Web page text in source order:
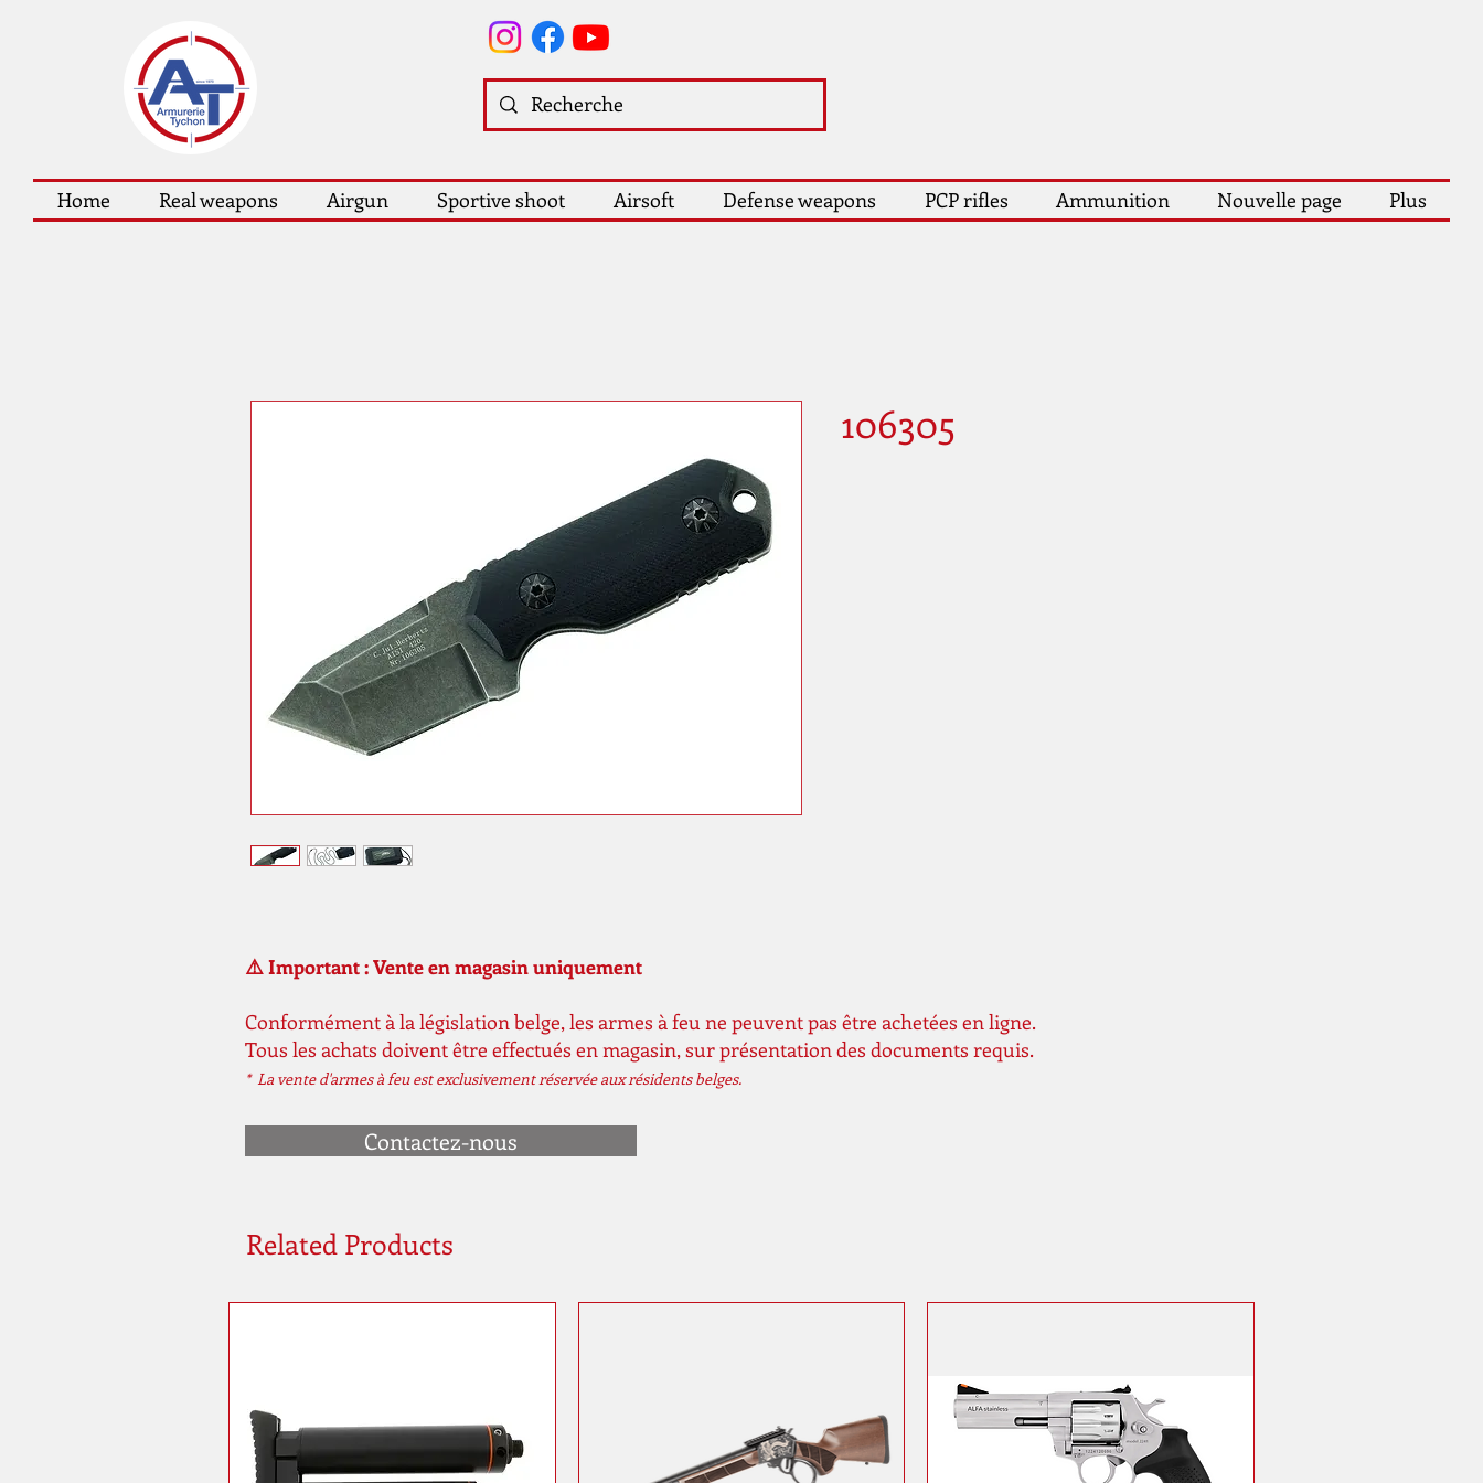
Home Real weapons Airgun Sportive shoot Airsoft Defense weapons PCP rifles Ammunition Nouvelle page Plus
106305
⚠️ Important : Vente en magasin uniquement
Conformément à la législation belge, les armes à feu ne peuvent pas être achetées en ligne.
Tous les achats doivent être effectués en magasin, sur présentation des documents requis.
* La vente d'armes à feu est exclusivement réservée aux résidents belges.
Contactez-nous
Related Products